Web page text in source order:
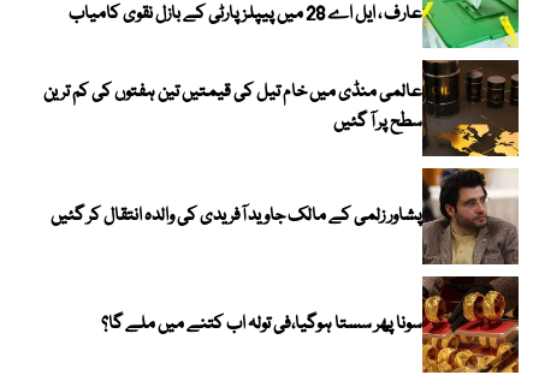
عارف ، ایل اے 28 میں پیپلز پارٹی کے بازل نقوی کامیاب
عالمی منڈی میں خام تیل کی قیمتیں تین ہفتوں کی کم ترین
سطح پر آ گئیں
پشاور زلمی کے مالک جاوید آفریدی کی والدہ انتقال کر گئیں
سونا پھر سستا ہوگیا،فی تولہ اب کتنے میں ملے گا؟